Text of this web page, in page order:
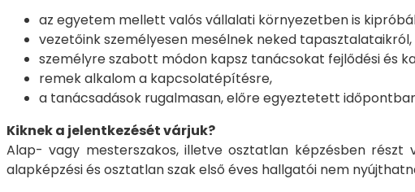
az egyetem mellett valós vállalati környezetben is
vezetőink személyesen mesélnek neked
személyre szabott módon kapsz tanácsokat fejlődési és
remek alkalom a kapcsolatépítésre,
a tanácsadások rugalmasan, előre egyeztetett
Kiknek a jelentkezését várjuk?
Alap- vagy mesterszakos, illetve osztatlan képzésben
alapképzési és osztatlan szak első éves hallgatói nem